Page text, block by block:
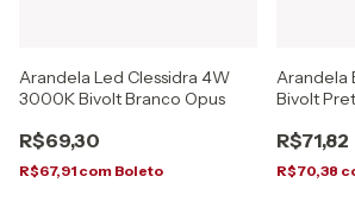
Arandela Led Clessidra 4W
3000K Bivolt Branco Opus
R$69,30
R$67,91 com Boleto
Arandela
Bivolt
R$71,82
R$70,38